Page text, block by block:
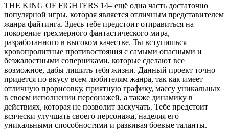
THE KING OF FIGHTERS 14– ещё одна часть достаточно
популярной игры, которая является отличным представителем
жанра файтинга. Здесь тебе предстоит отправиться на
покорение трехмерного фантастического мира,
разработанного в высоком качестве. Ты вступишься
кровопролитные противостояния с самыми опасными и
безжалостными соперниками, которые сделают все
возможное, дабы лишить тебя жизни. Данный проект точно
придется по вкусу всем любителям жанра, так как имеет
отличную прорисовку, приятную графику, массу уникальных
в своем исполнении персонажей, а также динамику в
действиях, которая не позволит заскучать. Тебе предстоит
всячески улучшать своего персонажа, наделяя его
уникальными способностями и развивая боевые таланты.